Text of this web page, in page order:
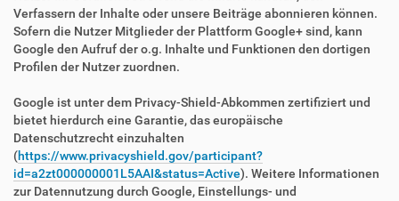
Verfassern der Inhalte oder unsere Beiträge abonnieren können.
Sofern die Nutzer Mitglieder der Plattform Google+ sind, kann
Google den Aufruf der o.g. Inhalte und Funktionen den dortigen
Profilen der Nutzer zuordnen.
Google ist unter dem Privacy-Shield-Abkommen zertifiziert und
bietet hierdurch eine Garantie, das europäische
Datenschutzrecht einzuhalten
(https://www.privacyshield.gov/participant?
id=a2zt000000001L5AAI&status=Active). Weitere Informationen
zur Datennutzung durch Google, Einstellungs- und